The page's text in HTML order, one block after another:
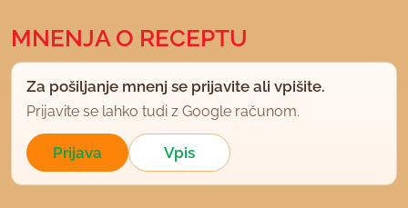
MNENJA O RECEPTU
Za pošiljanje mnenj se prijavite ali vpišite.
Prijavite se lahko tudi z Google računom.
Prijava Vpis